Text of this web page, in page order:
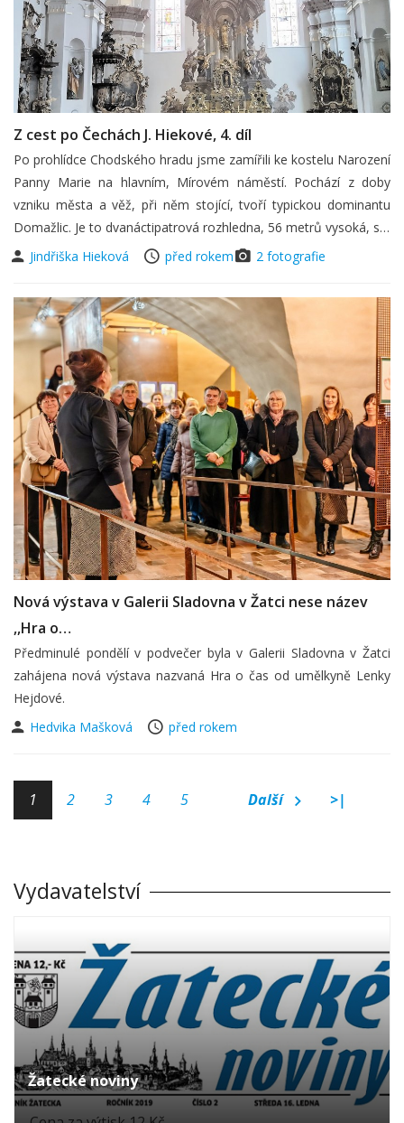
Z cest po Čechách J. Hiekové, 4. díl
Po prohlídce Chodského hradu jsme zamířili ke kostelu Narození
Panny Marie na hlavním, Mírovém náměstí. Pochází z doby
vzniku města a věž, při něm stojící, tvoří typickou dominantu
Domažlic. Je to dvanáctipatrová rozhledna, 56 metrů vysoká, s…
Jindřiška Hieková
před rokem 2 fotografie
Nová výstava v Galerii Sladovna v Žatci nese název
,,Hra o…
Předminulé pondělí v podvečer byla v Galerii Sladovna v Žatci
zahájena nová výstava nazvaná Hra o čas od umělkyně Lenky
Hejdové.
Hedvika Mašková
před rokem
1 2 3 4 5 Další >|
Vydavatelství
Žatecké noviny